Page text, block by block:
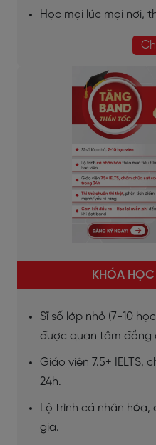
Học mọi lúc mọi nơi,
KHÓA HỌC
Sĩ số lớp nhỏ (7-10
được quan tâm đồng
Giáo viên 7.5+ IELTS,
24h.
Lộ trình cá nhân hóa,
gia.